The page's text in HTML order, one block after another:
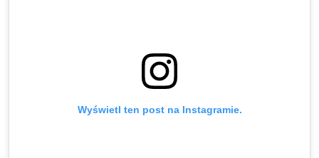
Wyświetl ten post na Instagramie.